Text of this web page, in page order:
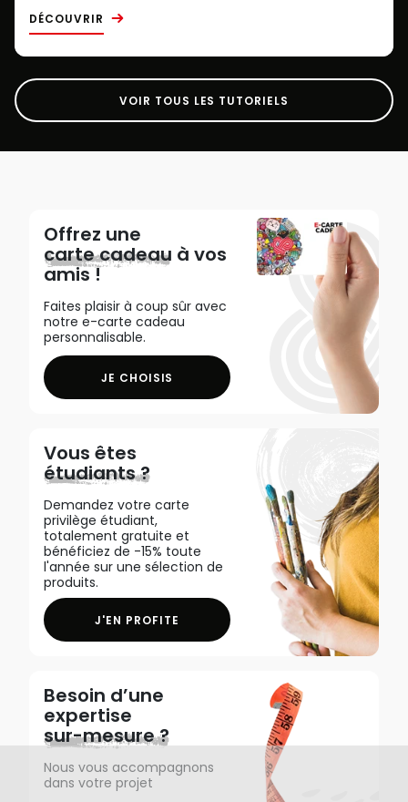
DÉCOUVRIR
VOIR TOUS LES TUTORIELS
Offrez une
carte cadeau à vos
amis !
Faites plaisir à coup sûr avec
notre e-carte cadeau
personnalisable.
JE CHOISIS
Vous êtes
étudiants ?
Demandez votre carte
privilège étudiant,
totalement gratuite et
bénéficiez de -15% toute
l'année sur une sélection de
produits.
J'EN PROFITE
Besoin d’une
expertise
sur-mesure ?
Nous vous accompagnons
dans votre projet